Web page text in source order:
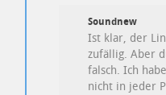
Soundnew
Ist klar, der
zufällig. Aber
falsch. Ich
nicht in jeder